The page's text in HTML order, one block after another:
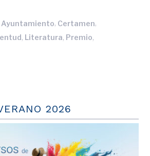
Ayuntamiento, Certamen,
, Literatura, Premio,
2026